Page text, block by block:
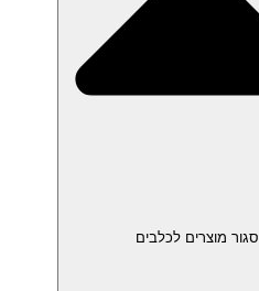
סגור מוצרים לכלבים